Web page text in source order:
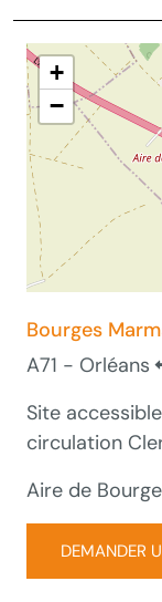
+
−
Bourges
A71 - Orléans
Site
circulation
Aire de
DEMANDER